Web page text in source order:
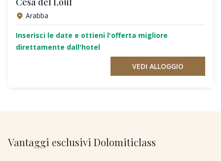
Arabba
Inserisci le date e ottieni l'offerta migliore
direttamente dall'hotel
VEDI ALLOGGIO
Vantaggi esclusivi Dolomiticlass